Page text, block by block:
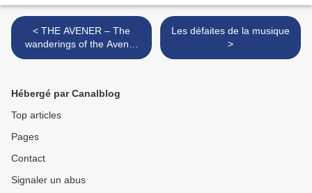
< THE AVENER – The
wanderings of the Avener
(2015)
Les défaites de la musique
>
Hébergé par Canalblog
Top articles
Pages
Contact
Signaler un abus